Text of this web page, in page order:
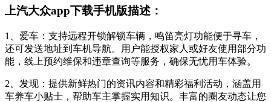
上汽大众app下载手机版描述：
1、爱车：支持远程开锁解锁车辆，鸣笛亮灯功能便于寻车，
还可发送地址到车机导航。用户能授权家人或好友使用部分功
能，线上预约维保和违章查询等服务，确保无忧用车体验。
2、发现：提供新鲜热门的资讯内容和精彩福利活动，涵盖用
车养车小贴士，帮助车主掌握实用知识。丰富的圈友动态让您